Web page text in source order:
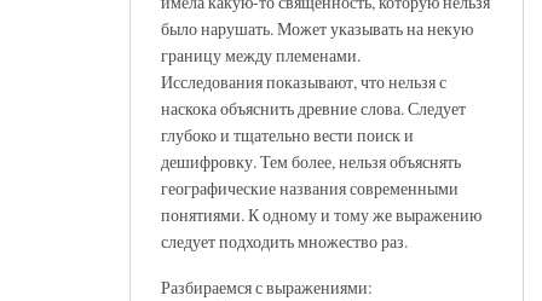
было нарушать. Может указывать на некую
границу между племенами.
Исследования показывают, что нельзя с
наскока объяснить древние слова. Следует
глубоко и тщательно вести поиск и
дешифровку. Тем более, нельзя объяснять
географические названия современными
понятиями. К одному и тому же выражению
следует подходить множество раз.
Разбираемся с выражениями: